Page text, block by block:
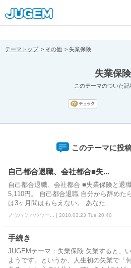
[pear_error: message="Success"
prefix="" info=""]
テーマトップ その他 失業保険
失業保険
このテーマのついた記
このテーマに投
自己都合退職、会社都合■失...
自己都合退職、会社都合 ■失業保険と退
5,110円。 自己都合退職 自分から辞めた
は3ヶ月間はもらえない。 あなた...
ノウハウ ハウツー... | 2010.03.23 Tue 20:40
手続き
JUGEMテーマ：失業保険 失業すると、
ようです。というか、人生初の失業で「